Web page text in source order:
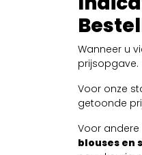
Wanneer u
prijsopgave.
Voor onze
getoonde
Voor
blouses en